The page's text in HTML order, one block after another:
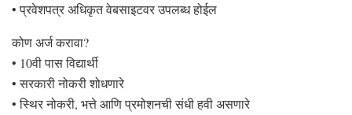
• प्रवेशपत्र अधिकृत वेबसाइटवर उपलब्ध होईल
कोण अर्ज करावा?
• 10वी पास विद्यार्थी
• सरकारी नोकरी शोधणारे
• स्थिर नोकरी, भत्ते आणि प्रमोशनची संधी हवी असणारे